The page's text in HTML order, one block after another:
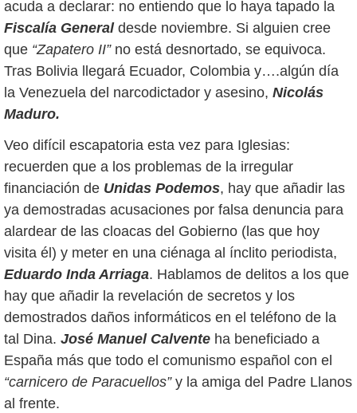
acuda a declarar: no entiendo que lo haya tapado la
Fiscalía Generaldesde noviembre. Si alguien cree
que “Zapatero II”no está desnortado, se equivoca.
Tras Bolivia llegará Ecuador, Colombia y….algún día
la Venezuela del narcodictador y asesino, Nicolás
Maduro.
Veo difícil escapatoria esta vez para Iglesias:
recuerden que a los problemas de la irregular
financiación de Unidas Podemos, hay que añadir las
ya demostradas acusaciones por falsa denuncia para
alardear de las cloacas del Gobierno (las que hoy
visita él) y meter en una ciénaga al ínclito periodista,
Eduardo Inda Arriaga. Hablamos de delitos a los que
hay que añadir la revelación de secretos y los
demostrados daños informáticos en el teléfono de la
tal Dina. José Manuel Calvente ha beneficiado a
España más que todo el comunismo español con el
“carnicero de Paracuellos”y la amiga del Padre Llanos
al frente.